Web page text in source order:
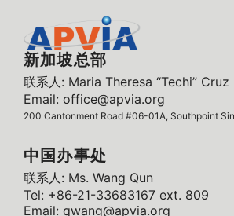
新加坡总部
联系人: Maria Theresa “Techi”
Email: office@apvia.org
200 Cantonment Road #06-01A, Southpoint
中国办事处
联系人: Ms. Wang Qun
Tel: +86-21-33683167 ext. 809
Email: qwang@apvia.org